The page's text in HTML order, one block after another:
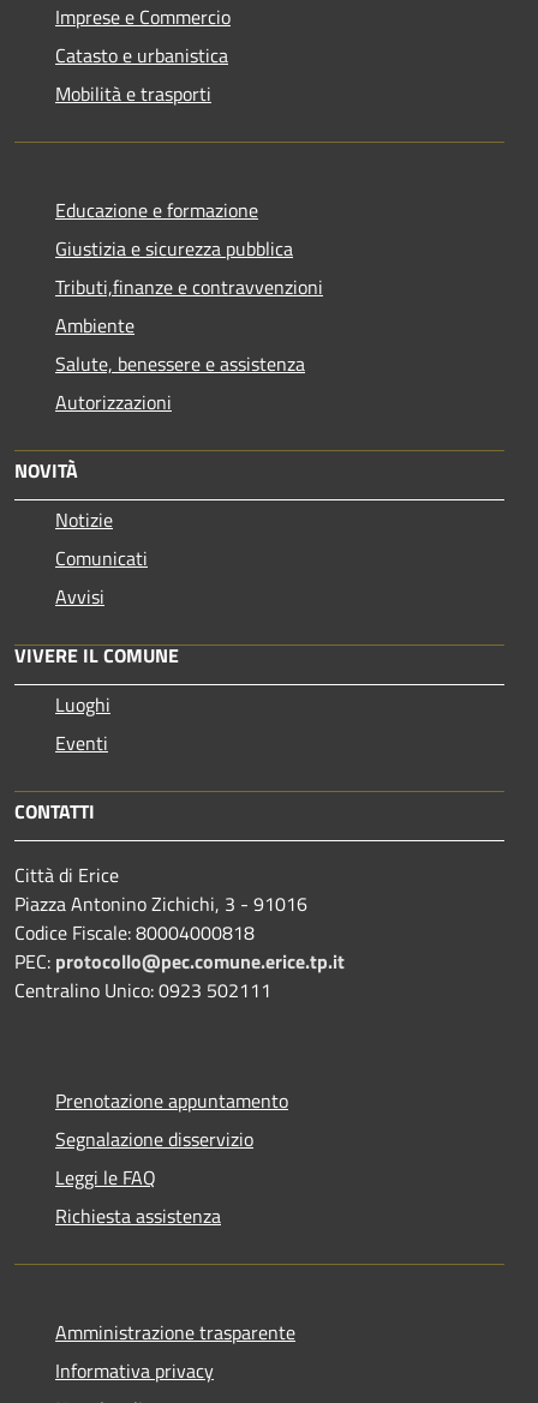
Imprese e Commercio
Catasto e urbanistica
Mobilità e trasporti
Educazione e formazione
Giustizia e sicurezza pubblica
Tributi,finanze e contravvenzioni
Ambiente
Salute, benessere e assistenza
Autorizzazioni
NOVITÀ
Notizie
Comunicati
Avvisi
VIVERE IL COMUNE
Luoghi
Eventi
CONTATTI
Città di Erice
Piazza Antonino Zichichi, 3 - 91016
Codice Fiscale: 80004000818
PEC: protocollo@pec.comune.erice.tp.it
Centralino Unico: 0923 502111
Prenotazione appuntamento
Segnalazione disservizio
Leggi le FAQ
Richiesta assistenza
Amministrazione trasparente
Informativa privacy